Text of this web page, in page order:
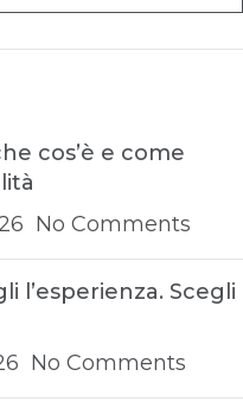
cos’è e come
No Comments
l’esperienza. Scegli
No Comments